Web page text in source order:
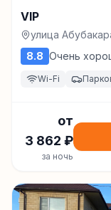
VIP
улица
8.8 Очень
Wi-Fi
от
3 862 ₽
за ночь